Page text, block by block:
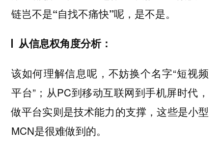
链岂不是“自找不痛快”呢，是不是。
从信息权角度分析：
该如何理解信息呢，不妨换个名字“短视频
平台”；从PC到移动互联网到手机屏时代，
做平台实则是技术能力的支撑，这些是小型
MCN是很难做到的。